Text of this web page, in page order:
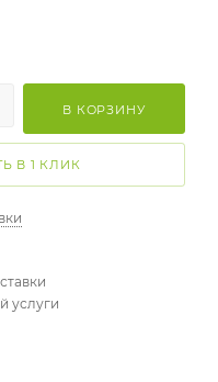
В КОРЗИНУ
В 1 КЛИК
услуги